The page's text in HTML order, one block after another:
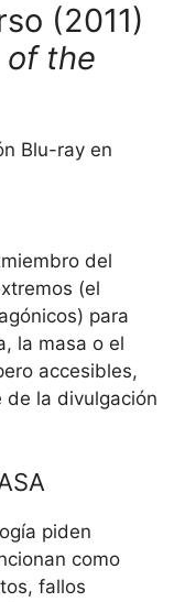
(2011)
of the
Blu-ray en
del
(el
para
la masa o el
accesibles,
la divulgación
piden
como
fallos